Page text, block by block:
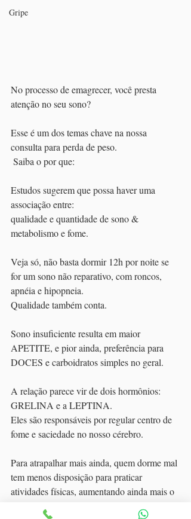
Gripe
No processo de emagrecer, você presta
atenção no seu sono?
Esse é um dos temas chave na nossa
consulta para perda de peso.
Saiba o por que:
Estudos sugerem que possa haver uma
associação entre:
qualidade e quantidade de sono &
metabolismo e fome.
Veja só, não basta dormir 12h por noite se
for um sono não reparativo, com roncos,
apnéia e hipopneia.
Qualidade também conta.
Sono insuficiente resulta em maior
APETITE, e pior ainda, preferência para
DOCES e carboidratos simples no geral.
A relação parece vir de dois hormônios:
GRELINA e a LEPTINA.
Eles são responsáveis por regular centro de
fome e saciedade no nosso cérebro.
Para atrapalhar mais ainda, quem dorme mal
tem menos disposição para praticar
atividades físicas, aumentando ainda mais o